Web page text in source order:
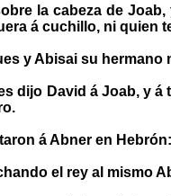
la cabeza de
á cuchillo, ni quien
y Abisai su hermano
dijo David á Joab, y
á Abner en
el rey al mismo